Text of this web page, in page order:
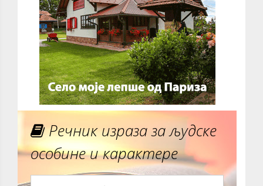
Речник израза за људске
особине и карактере